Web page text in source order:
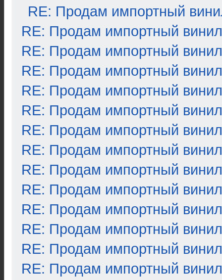
RE: Продам импортный
RE: Продам импортный винил
RE: Продам импортный винил
RE: Продам импортный винил
RE: Продам импортный винил
RE: Продам импортный винил
RE: Продам импортный винил
RE: Продам импортный винил
RE: Продам импортный винил
RE: Продам импортный винил
RE: Продам импортный винил
RE: Продам импортный винил
RE: Продам импортный винил
RE: Продам импортный винил